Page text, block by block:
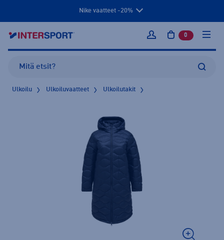
Nike vaatteet -20%
Kirjaudu sisään
0 tuotetta
Ulkoilu Ulkoiluvaatteet Ulkoilutakit